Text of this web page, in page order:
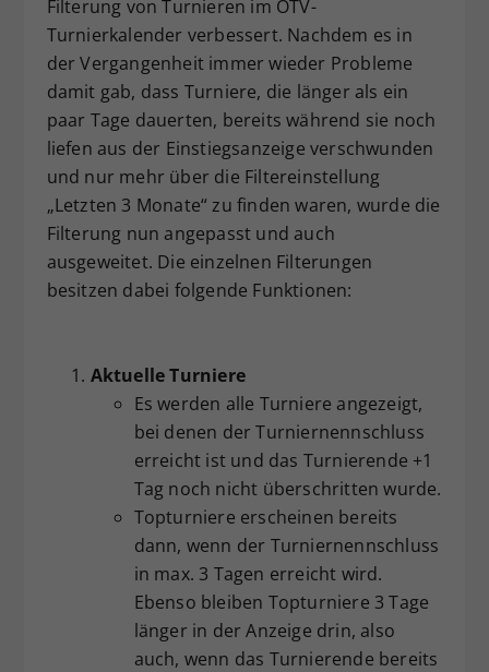
Filterung von Turnieren im ÖTV-
Turnierkalender verbessert. Nachdem es in
der Vergangenheit immer wieder Probleme
damit gab, dass Turniere, die länger als ein
paar Tage dauerten, bereits während sie noch
liefen aus der Einstiegsanzeige verschwunden
und nur mehr über die Filtereinstellung
„Letzten 3 Monate“ zu finden waren, wurde die
Filterung nun angepasst und auch
ausgeweitet. Die einzelnen Filterungen
besitzen dabei folgende Funktionen:
Aktuelle Turniere
Es werden alle Turniere angezeigt,
bei denen der Turniernennschluss
erreicht ist und das Turnierende +1
Tag noch nicht überschritten wurde.
Topturniere erscheinen bereits
dann, wenn der Turniernennschluss
in max. 3 Tagen erreicht wird.
Ebenso bleiben Topturniere 3 Tage
länger in der Anzeige drin, also
auch, wenn das Turnierende bereits
Zweck
Dieser Wert speichert Ihre Consent-
zufällig generierte ID, für die
historische Speicherung Ihrer
vorgenommen Einstellungen, falls der
Webseiten-Betreiber dies eingestellt
hat.